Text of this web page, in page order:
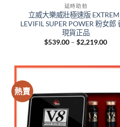
延時助勃
立威大樂威壯極速版
LEVIFIL SUPER POWER 粉女郎
現貨正品
$539.00 – $2,219.00
熱賣